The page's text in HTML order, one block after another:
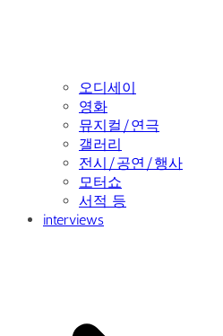
오디세이
영화
뮤지컬/연극
갤러리
전시/공연/행사
모터쇼
서적 등
interviews